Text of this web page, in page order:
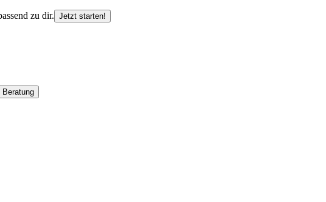
zu dir. Jetzt starten!
Beratung